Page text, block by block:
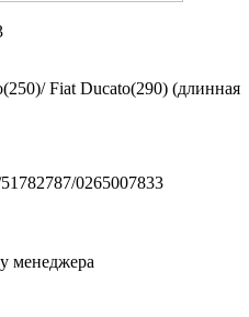
Fiat Ducato(290) (длинная
0265007833
менеджера